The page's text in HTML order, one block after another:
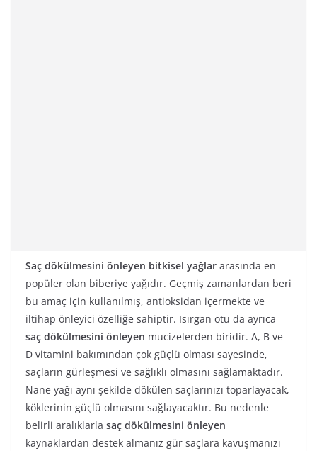
Saç dökülmesini önleyen bitkisel yağlar arasında en
popüler olan biberiye yağıdır. Geçmiş zamanlardan beri
bu amaç için kullanılmış, antioksidan içermekte ve
iltihap önleyici özelliğe sahiptir. Isırgan otu da ayrıca
saç dökülmesini önleyen mucizelerden biridir. A, B ve
D vitamini bakımından çok güçlü olması sayesinde,
saçların gürleşmesi ve sağlıklı olmasını sağlamaktadır.
Nane yağı aynı şekilde dökülen saçlarınızı toparlayacak,
köklerinin güçlü olmasını sağlayacaktır. Bu nedenle
belirli aralıklarla saç dökülmesini önleyen
kaynaklardan destek almanız gür saçlara kavuşmanızı